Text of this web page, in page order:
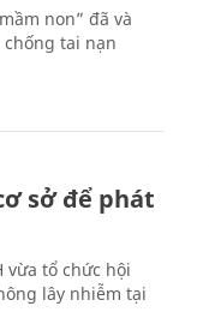
non” đã và
tai nạn
sở để phát
vừa tổ chức hội
lây nhiễm tại